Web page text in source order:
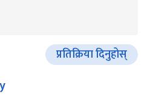
प्रतिक्रिया दिनुहोस्